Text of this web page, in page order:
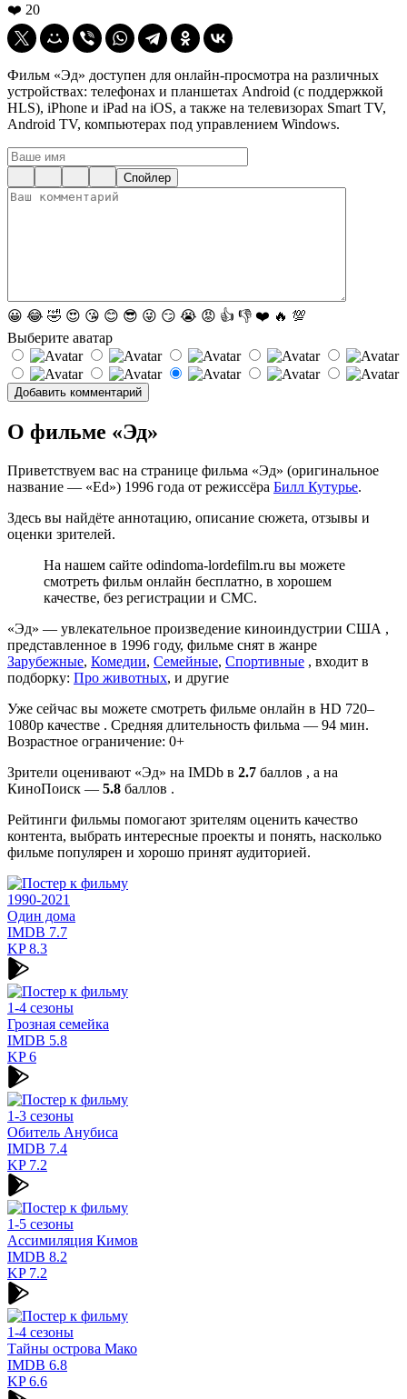
❤️ 20
Фильм «Эд» доступен для онлайн-просмотра на различных
устройствах: телефонах и планшетах Android (с поддержкой
HLS), iPhone и iPad на iOS, а также на телевизорах Smart TV,
Android TV, компьютерах под управлением Windows.
Спойлер
😀 😂 🤣 😍 😘 😊 😎 😜 😏 😭 😡 👍 👎 ❤️ 🔥 💯
Выберите аватар
О фильме «Эд»
Приветствуем вас на странице фильма «Эд» (оригинальное
название — «Ed») 1996 года от режиссёра Билл Кутурье.
Здесь вы найдёте аннотацию, описание сюжета, отзывы и
оценки зрителей.
На нашем сайте odindoma-lordefilm.ru вы можете
смотреть фильм онлайн бесплатно, в хорошем
качестве, без регистрации и СМС.
«Эд» — увлекательное произведение киноиндустрии США ,
представленное в 1996 году, фильме снят в жанре
Зарубежные, Комедии, Семейные, Спортивные , входит в
подборку: Про животных, и другие
Уже сейчас вы можете смотреть фильме онлайн в HD 720–
1080p качестве . Средняя длительность фильма — 94 мин.
Возрастное ограничение: 0+
Зрители оценивают «Эд» на IMDb в 2.7 баллов , а на
КиноПоиск — 5.8 баллов .
Рейтинги фильмы помогают зрителям оценить качество
контента, выбрать интересные проекты и понять, насколько
фильме популярен и хорошо принят аудиторией.
1990-2021
Один дома
IMDB 7.7
KP8.3
1-4 сезоны
Грозная семейка
IMDB 5.8
KP6
1-3 сезоны
Обитель Анубиса
IMDB 7.4
KP7.2
1-5 сезоны
Ассимиляция Кимов
IMDB 8.2
KP7.2
1-4 сезоны
Тайны острова Мако
IMDB 6.8
KP6.6